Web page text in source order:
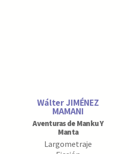
Wálter JIMÉNEZ
MAMANI
Aventuras de Manku Y
Manta
Largometraje